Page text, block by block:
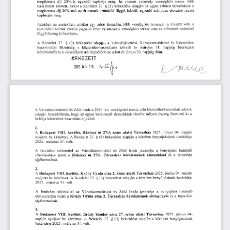
megfizetett díj 20%-át egyedül kaphatja meg, ha viszont valamely vendéglátó terasz több
társasházat érintett, akkor a Rendelet 27. § (2) bekezdése alapján az egyes érintett társasházak a
megfizetett díj 20%-nak az érintettek számától függő, köztük egyenlő arányban elosztott részét
kaphatják meg.
Azokban az esetekben, amikor egy adott társasház több vendéglátó terasszal is érintett volt, a
fentiekben leírtak szerint jogosult lehet valamennyi vendéglátó terasz után az érintettek számától
függő összeg kifizetésére.
A
Rendelet 27. § (3) bekezdése alapján a Városfejlesztési, Környezetvédelmi és Közterület
hasznosítási
Bizottság a közterület-használatot követő év március 31. napjáig
beérkezett
kérelmekről és a visszafizetésről legkésőbb az adott év június 30. napjáig dönt.
ÉRKEZETT
2025 JÚN 18. J(o<
A Városüzemeltetési és Zöld Iroda a 2024. évi vendéglátó terasz célú közterület-használati adatok
alapján összeállította, hogy az egyes kérelmező társasházak részére milyen összeg fizethető ki a
befolyt közterület-használati díjakból.
1.
A Budapest Vili, kerület, Rákóczi út 27/A szám alatti Társasház 2025. június 04. napján
nyújtott be kérelmet. A Rendelet 27. § (3) bekezdése alapján a kérelem benyújtásának határideje
2025. március 31. volt.
A
fentiekre tekintettel az Városüzemeltetési és Zöld Iroda javasolja a benyújtási
határidő
elmulasztása miatt a Rákóczi út 27/a. Társasház kérelemének elutasítását és a társasház
tájékoztatását.
2.
A Budapest Vili, kerület, Krúdy Gyula utca 2. szám alatti Társasház 2025. június 04. napján
nyújtott be kérelmet. A Rendelet 27. § (3) bekezdése alapján a kérelem benyújtásának határideje
2025. március 31. volt.
A
fentiekre tekintettel az Városüzemeltetési és Zöld iroda javasolja a benyújtási határidő
elmulasztása miatt a Krúdy Gyula utca 2. Társasház kérelemének elutasítását és a társasház
tájékoztatását.
3.
A Budapest Vili, kerület, Bródy Sándor utca 27. szám alatti Társasház 2025. június 04.
napján nyújtott be kérelmet. A Rendelet 27. § (3) bekezdése alapján a kérelem benyújtásának
határideje 2025. március 31. volt.